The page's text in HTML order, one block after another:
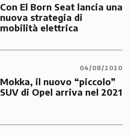
Con El Born Seat lancia una
nuova strategia di
mobilità elettrica
04/08/2020
Mokka, il nuovo “piccolo”
SUV di Opel arriva nel 2021